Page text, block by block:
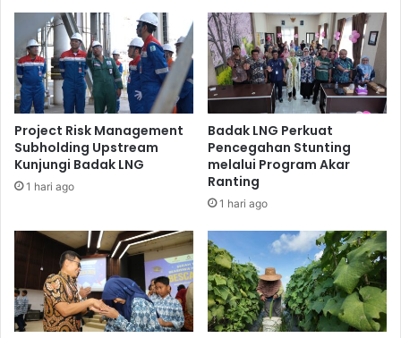
Peserta antusias ikuti kegiatan sertifikasi.
Kegiatan ini diharapkan dapat menciptakan tenaga
Bontang, dan memberikan kontribusi nyata bagi
pembangunan daerah, serta mendukung pertumbuhan
ekonomi yang berkelanjutan.
Project Risk Management
Subholding Upstream
Kunjungi Badak LNG
1 hari ago
Badak LNG Perkuat
Pencegahan Stunting
melalui Program Akar
Ranting
1 hari ago